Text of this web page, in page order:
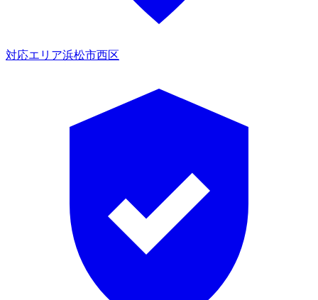
対応エリア浜松市西区